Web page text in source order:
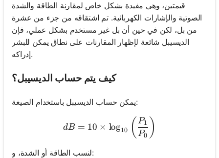
قيمتين، وهي مفيدة بشكل خاص لمقارنة الطاقة والشدة
الصوتية والإشارات الكهربائية. تم اشتقاقه من جزء من عشرة
من بل، لكن في حين أن بل غير مستخدم بشكل عملي، فإن
الديسيبل شائعة لإظهار المقارنات على نطاق يمكن للبشر
إدراكه.
كيف يتم حساب الديسيبل؟
يمكن حساب الديسيبل باستخدام الصيغة:
dB = 10 \times
dB = 10 × log10 ( P0
P1 )
لنسب الطاقة أو الشدة، و: